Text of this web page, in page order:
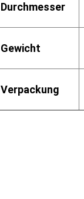
Durchmesser
Gewicht
Verpackung